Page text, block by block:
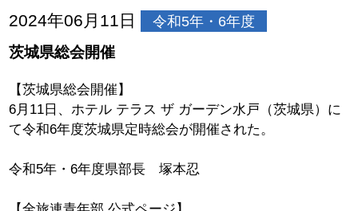
2024年06月11日 令和5年・6年度
茨城県総会開催
【茨城県総会開催】
6月11日、ホテル テラス ザ ガーデン水戸（茨城県）に
て令和6年度茨城県定時総会が開催された。
令和5年・6年度県部長 塚本忍